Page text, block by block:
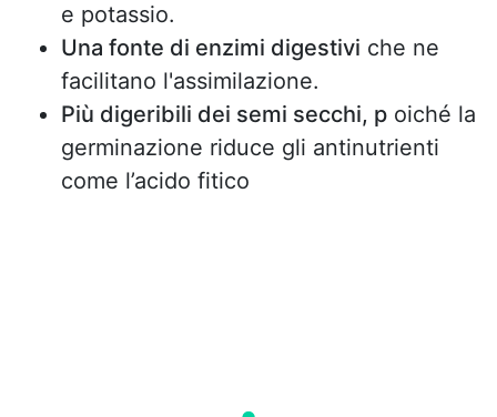
e potassio.
Una fonte di enzimi digestivi che ne
facilitano l'assimilazione.
Più digeribili dei semi secchi, p oiché la
germinazione riduce gli antinutrienti
come l’acido fitico